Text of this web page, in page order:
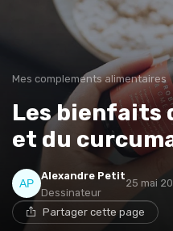
Mes complements alimentaires
Les bienfaits
et du
Alexandre Petit
Dessinateur
25 mai
Partager cette page